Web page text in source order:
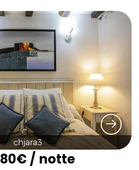
chjara3
80€ / notte